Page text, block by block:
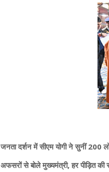
जनता दर्शन में सीएम योगी ने सुनीं 200
अफसरों से बोले मुख्यमंत्री, हर पीड़ित की